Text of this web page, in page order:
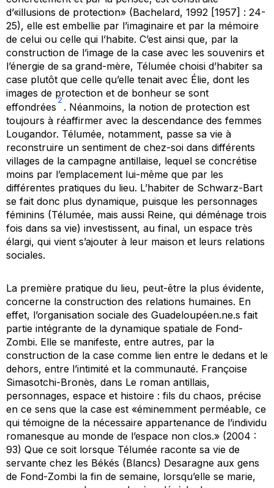
d’«illusions de protection» (Bachelard, 1992 [1957] : 24-
25), elle est embellie par l’imaginaire et par la mémoire
de celui ou celle qui l’habite. C’est ainsi que, par la
construction de l’image de la case avec les souvenirs et
l’énergie de sa grand-mère, Télumée choisi d’habiter sa
case plutôt que celle qu’elle tenait avec Élie, dont les
images de protection et de bonheur se sont
effondrées
2
. Néanmoins, la notion de protection est
toujours à réaffirmer avec la descendance des femmes
Lougandor. Télumée, notamment, passe sa vie à
reconstruire un sentiment de chez-soi dans différents
villages de la campagne antillaise, lequel se concrétise
moins par l’emplacement lui-même que par les
différentes pratiques du lieu. L’habiter de Schwarz-Bart
se fait donc plus dynamique, puisque les personnages
féminins (Télumée, mais aussi Reine, qui déménage trois
fois dans sa vie) investissent, au final, un espace très
élargi, qui vient s’ajouter à leur maison et leurs relations
sociales.
La première pratique du lieu, peut-être la plus évidente,
concerne la construction des relations humaines. En
effet, l’organisation sociale des Guadeloupéen.ne.s fait
partie intégrante de la dynamique spatiale de Fond-
Zombi. Elle se manifeste, entre autres, par la
construction de la case comme lien entre le dedans et le
dehors, entre l’intimité et la communauté. Françoise
Simasotchi-Bronès, dans Le roman antillais,
personnages, espace et histoire : fils du chaos, précise
en ce sens que la case est «éminemment perméable, ce
qui témoigne de la nécessaire appartenance de l’individu
romanesque au monde de l’espace non clos.» (2004 :
93) Que ce soit lorsque Télumée raconte sa vie de
servante chez les Békés (Blancs) Desaragne aux gens
de Fond-Zombi la fin de semaine, lorsqu’elle se marie,